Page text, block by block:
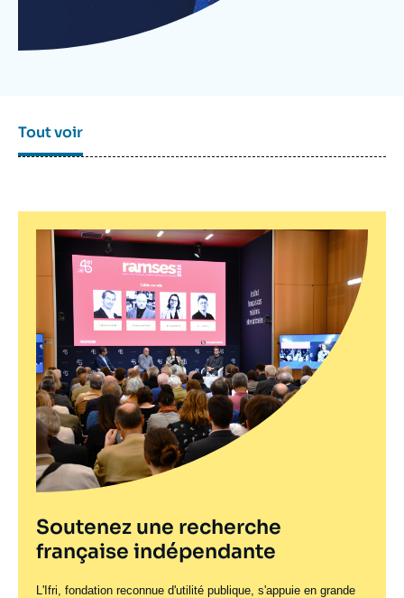
Tout voir
Soutenez une recherche
française indépendante
L'Ifri, fondation reconnue d'utilité publique, s'appuie en grande